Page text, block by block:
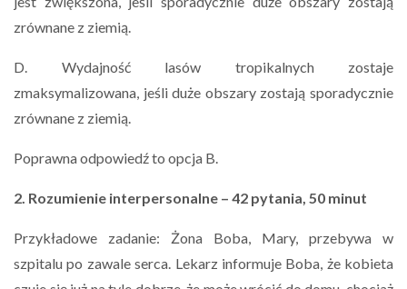
zrównane z ziemią.
D. Wydajność lasów tropikalnych zostaje
zmaksymalizowana, jeśli duże obszary zostają sporadycznie
zrównane z ziemią.
Poprawna odpowiedź to opcja B.
2. Rozumienie interpersonalne – 42 pytania, 50 minut
Przykładowe zadanie: Żona Boba, Mary, przebywa w
szpitalu po zawale serca. Lekarz informuje Boba, że kobieta